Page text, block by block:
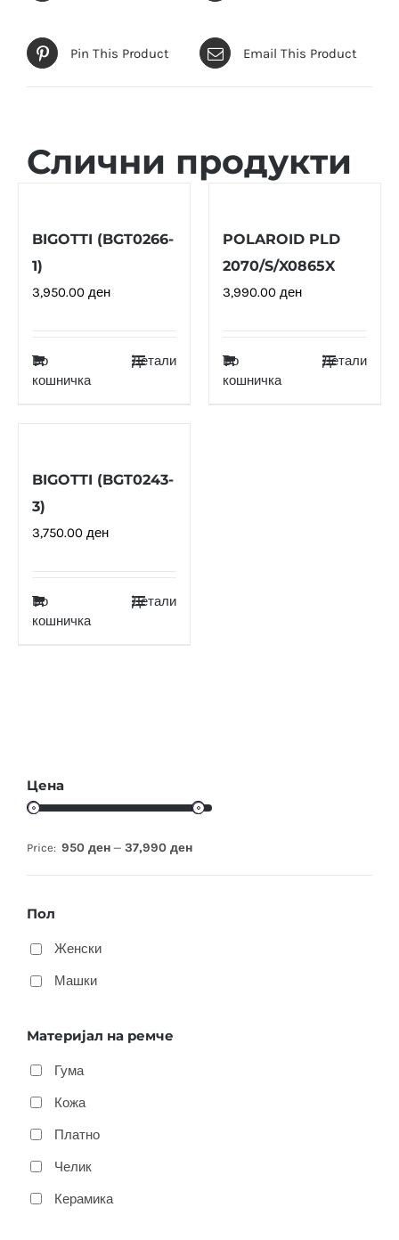
Pin This Product Email This Product
Слични продукти
BIGOTTI (BGT0266-
1)
3,950.00 ден
Во
кошничка
Детали
POLAROID PLD
2070/S/X0865X
3,990.00 ден
Во
кошничка
Детали
BIGOTTI (BGT0243-
3)
3,750.00 ден
Во
кошничка
Детали
Цена
Price: 950 ден — 37,990 ден
Пол
Женски
Машки
Материјал на ремче
Гума
Кожа
Платно
Челик
Керамика